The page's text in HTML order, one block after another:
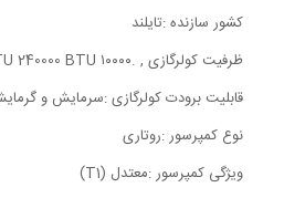
کشور سازنده :تایلند
ظرفیت کولرگازی , .۱۰۰۰۰ BTU ۱۳۰۰۰BTU .18000BTU 240000 BTU
قابلیت برودت کولرگازی :سرمایش و
نوع کمپرسور :روتاری
ویژگی کمپرسور :معتدل (T1)